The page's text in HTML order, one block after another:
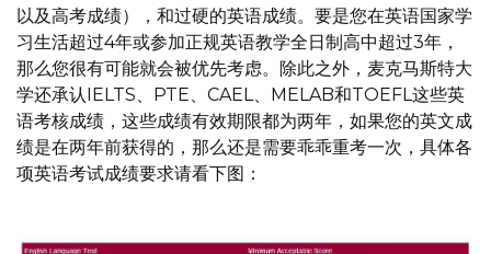
以及高考成绩），和过硬的英语成绩。要是您在英语国家学
习生活超过4年或参加正规英语教学全日制高中超过3年，
那么您很有可能就会被优先考虑。除此之外，麦克马斯特大
学还承认IELTS、PTE、CAEL、MELAB和TOEFL这些英
语考核成绩，这些成绩有效期限都为两年，如果您的英文成
绩是在两年前获得的，那么还是需要乖乖重考一次，具体各
项英语考试成绩要求请看下图：